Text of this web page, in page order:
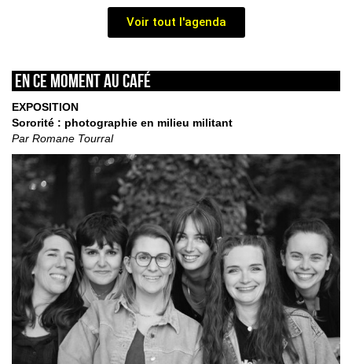
Voir tout l'agenda
En ce moment au café
EXPOSITION
Sororité : photographie en milieu militant
Par Romane Tourral